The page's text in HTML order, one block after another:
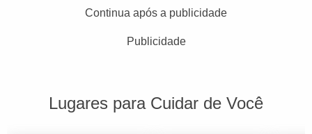
Continua após a publicidade
Publicidade
Lugares para Cuidar de Você